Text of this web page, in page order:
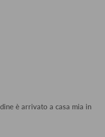
è arrivato a casa mia in